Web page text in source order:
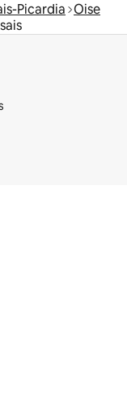
Picardia Oise